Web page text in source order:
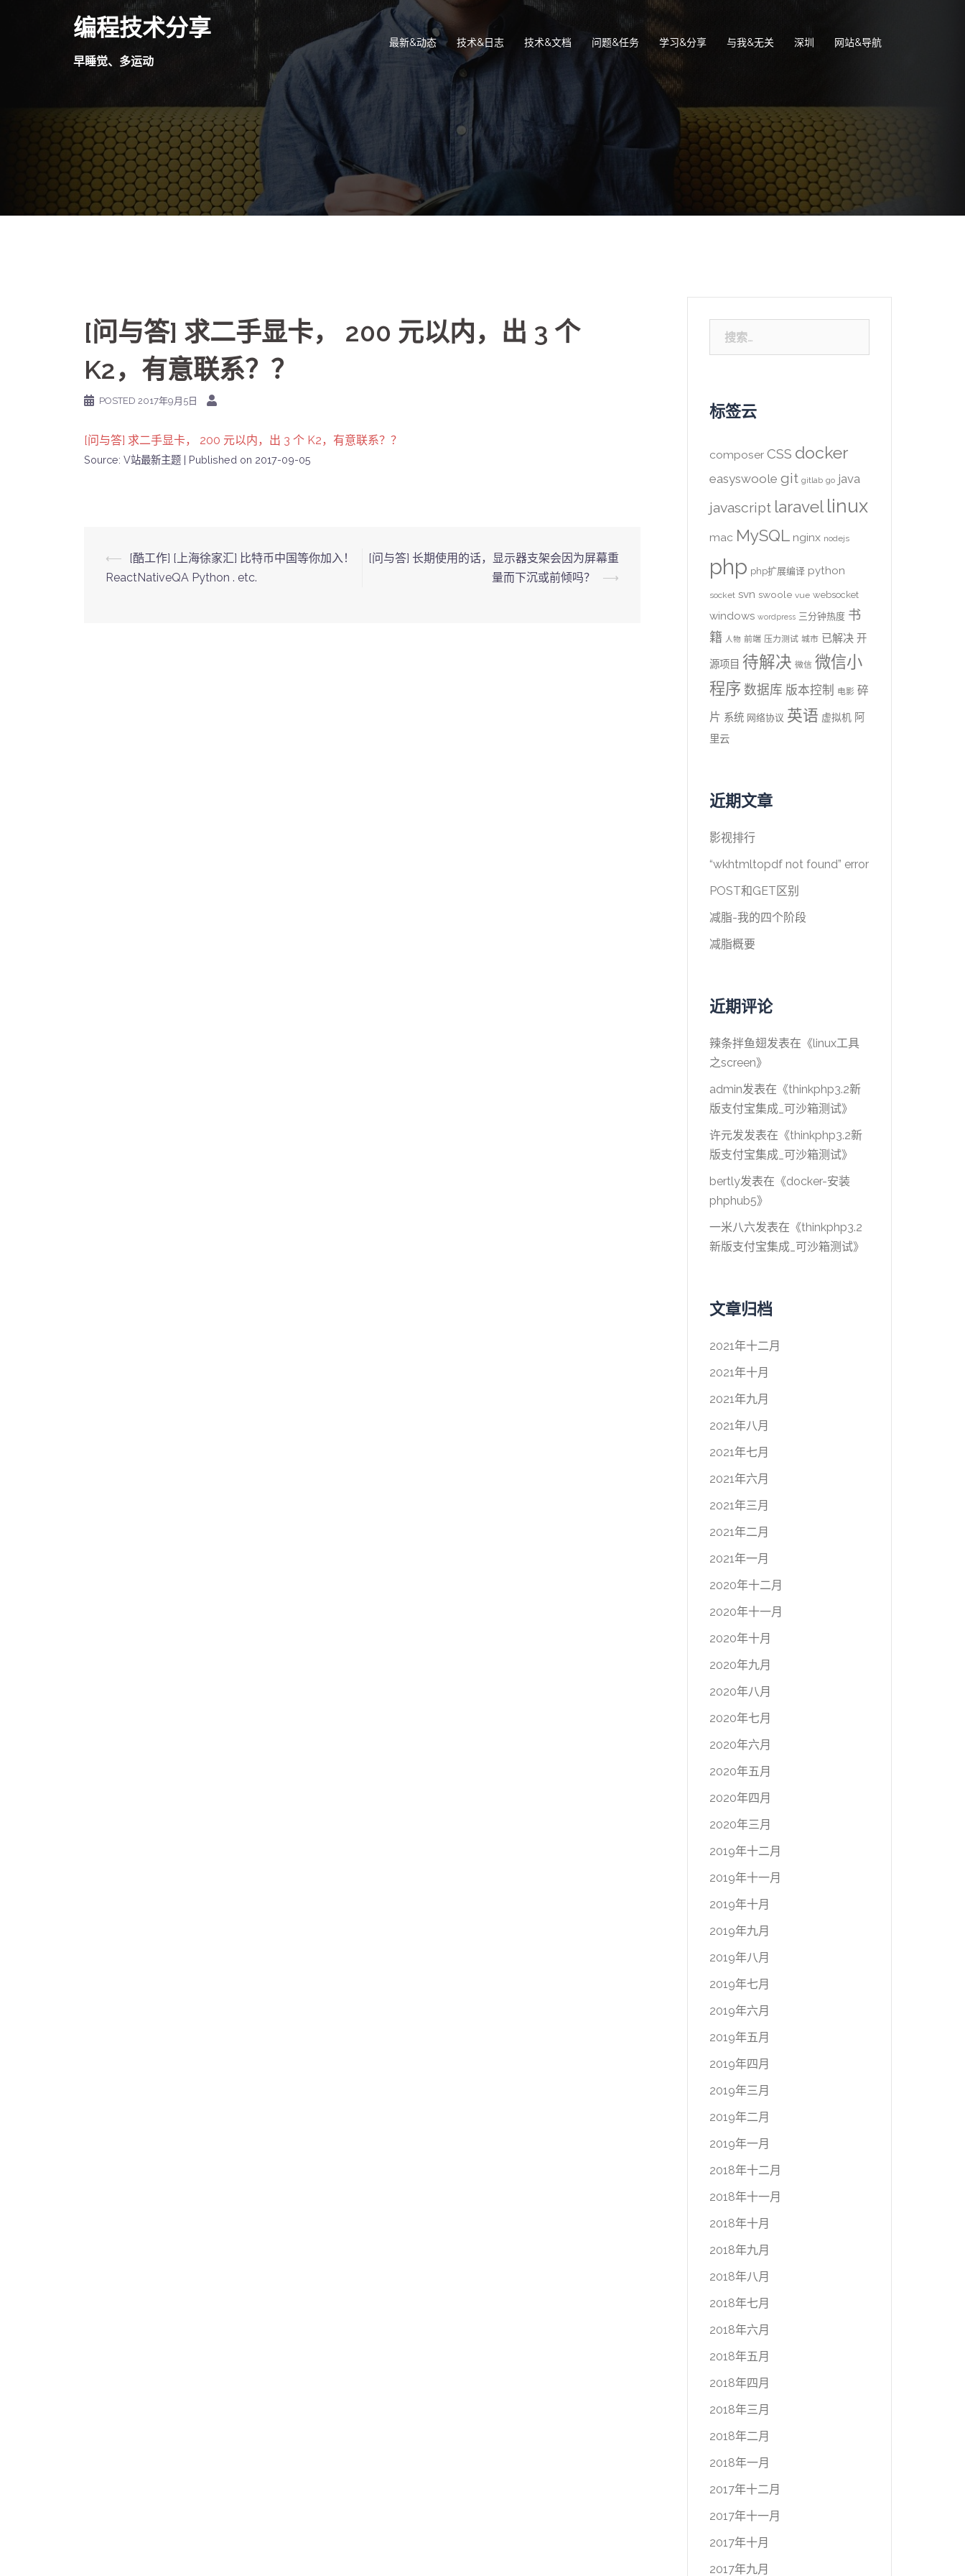
编程技术分享
早睡觉、多运动
最新&动态 技术&日志 技术&文档 问题&任务 学习&分享 与我&无关 深圳 网站&导航
[问与答] 求二手显卡， 200 元以内，出 3 个
K2，有意联系？？
POSTED 2017年9月5日
[问与答] 求二手显卡， 200 元以内，出 3 个 K2，有意联系？？
Source: V站最新主题 Published on 2017-09-05
Post
⟵
[酷工作] [上海徐家汇] 比特币中国等你加入！
ReactNativeQA Python . etc.
[问与答] 长期使用的话，显示器支架会因为屏幕重
量而下沉或前倾吗？
⟶
索：
标签云
composer CSS docker
easyswoole git gitlab go java
javascript laravel linux
mac MySQL nginx nodejs
php php扩展编译 python
socket svn swoole vue websocket
windows wordpress 三分钟热度 书
籍 人物 前端 压力测试 城市 已解决 开
源项目 待解决 微信 微信小
程序 数据库 版本控制 电影 碎
片 系统 网络协议 英语 虚拟机 阿
里云
近期文章
影视排行
“wkhtmltopdf not found” error
POST和GET区别
减脂-我的四个阶段
减脂概要
近期评论
辣条拌鱼翅发表在《linux工具
之screen》
admin发表在《thinkphp3.2新
版支付宝集成_可沙箱测试》
许元发发表在《thinkphp3.2新
版支付宝集成_可沙箱测试》
bertly发表在《docker-安装
phphub5》
一米八六发表在《thinkphp3.2
新版支付宝集成_可沙箱测试》
文章归档
2021年十二月
2021年十月
2021年九月
2021年八月
2021年七月
2021年六月
2021年三月
2021年二月
2021年一月
2020年十二月
2020年十一月
2020年十月
2020年九月
2020年八月
2020年七月
2020年六月
2020年五月
2020年四月
2020年三月
2019年十二月
2019年十一月
2019年十月
2019年九月
2019年八月
2019年七月
2019年六月
2019年五月
2019年四月
2019年三月
2019年二月
2019年一月
2018年十二月
2018年十一月
2018年十月
2018年九月
2018年八月
2018年七月
2018年六月
2018年五月
2018年四月
2018年三月
2018年二月
2018年一月
2017年十二月
2017年十一月
2017年十月
2017年九月